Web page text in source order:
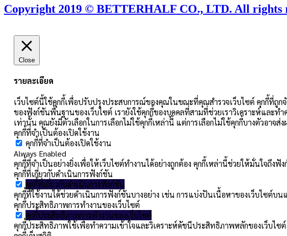
Copyright 2019 © BETTERHALF CO., LTD. All rights
Close
รายละเอียด
เว็บไซต์นี้ใช้คุกกี้เพื่อปรับปรุงประสบการณ์ของคุณในขณะที่คุณสำรวจเว็บไซต์ คุกกี้ที่ถูก
ของฟังก์ชันพื้นฐานของเว็บไซต์ เรายังใช้คุกกี้ของบุคคลที่สามที่ช่วยเราวิเคราะห์และท
เท่านั้น คุณยังมีตัวเลือกในการเลือกไม่ใช้คุกกี้เหล่านี้ แต่การเลือกไม่ใช้คุกกี้บางตัวอาจ
คุกกี้ที่จำเป็นต้องเปิดใช้งาน
คุกกี้ที่จำเป็นต้องเปิดใช้งาน
Always Enabled
คุกกี้ที่จำเป็นอย่างยิ่งเพื่อให้เว็บไซต์ทำงานได้อย่างถูกต้อง คุกกี้เหล่านี้ช่วยให้มั่นใจถึ
คุกกี้ที่เกี่ยวกับดำเนินการฟังก์ชัน
คุกกี้ที่เกี่ยวกับดำเนินการฟังก์ชัน
คุกกี้ที่ใช้งานได้ช่วยดำเนินการฟังก์ชันบางอย่าง เช่น การแบ่งปันเนื้อหาของเว็บไซ
คุกกี้ประสิทธิภาพการทำงานของเว็บไซต์
คุกกี้ประสิทธิภาพการทำงานของเว็บไซต์
คุกกี้ประสิทธิภาพใช้เพื่อทำความเข้าใจและวิเคราะห์ดัชนีประสิทธิภาพหลักของเว็บไ